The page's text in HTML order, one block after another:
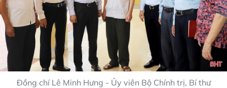
Đồng chí Lê Minh Hưng - Ủy viên Bộ Chính trị, Bí thư